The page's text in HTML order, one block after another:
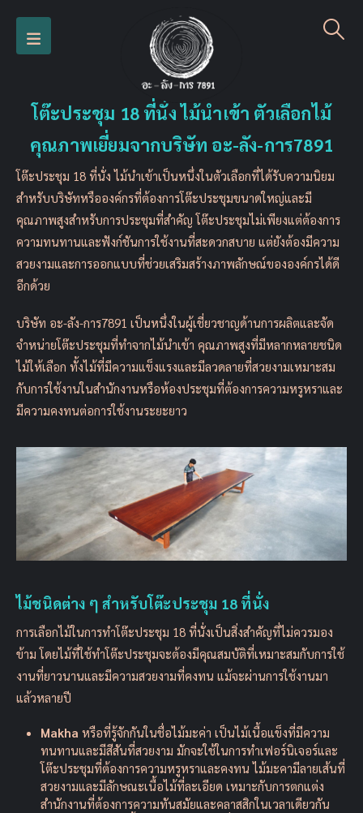
โต๊ะประชุม 18 ที่นั่ง ไม้นำเข้า ตัวเลือกไม้
คุณภาพเยี่ยมจากบริษัท อะ-ลัง-การ7891
โต๊ะประชุม 18 ที่นั่ง ไม้นำเข้าเป็นหนึ่งในตัวเลือกที่ได้รับความนิยม
สำหรับบริษัทหรือองค์กรที่ต้องการโต๊ะประชุมขนาดใหญ่และมี
คุณภาพสูงสำหรับการประชุมที่สำคัญ โต๊ะประชุมไม่เพียงแต่ต้องการ
ความทนทานและฟังก์ชันการใช้งานที่สะดวกสบาย แต่ยังต้องมีความ
สวยงามและการออกแบบที่ช่วยเสริมสร้างภาพลักษณ์ขององค์กรได้ดี
อีกด้วย
บริษัท อะ-ลัง-การ7891 เป็นหนึ่งในผู้เชี่ยวชาญด้านการผลิตและจัด
จำหน่ายโต๊ะประชุมที่ทำจากไม้นำเข้า คุณภาพสูงที่มีหลากหลายชนิด
ไม้ให้เลือก ทั้งไม้ที่มีความแข็งแรงและมีลวดลายที่สวยงามเหมาะสม
กับการใช้งานในสำนักงานหรือห้องประชุมที่ต้องการความหรูหราและ
มีความคงทนต่อการใช้งานระยะยาว
ไม้ชนิดต่าง ๆ สำหรับโต๊ะประชุม 18 ที่นั่ง
การเลือกไม้ในการทำโต๊ะประชุม 18 ที่นั่งเป็นสิ่งสำคัญที่ไม่ควรมอง
ข้าม โดยไม้ที่ใช้ทำโต๊ะประชุมจะต้องมีคุณสมบัติที่เหมาะสมกับการใช้
งานที่ยาวนานและมีความสวยงามที่คงทน แม้จะผ่านการใช้งานมา
แล้วหลายปี
Makha หรือที่รู้จักกันในชื่อไม้มะค่า เป็นไม้เนื้อแข็งที่มีความ
ทนทานและมีสีสันที่สวยงาม มักจะใช้ในการทำเฟอร์นิเจอร์และ
โต๊ะประชุมที่ต้องการความหรูหราและคงทน ไม้มะคามีลายเส้นที่
สวยงามและมีลักษณะเนื้อไม้ที่ละเอียด เหมาะกับการตกแต่ง
สำนักงานที่ต้องการความทันสมัยและคลาสสิกในเวลาเดียวกัน